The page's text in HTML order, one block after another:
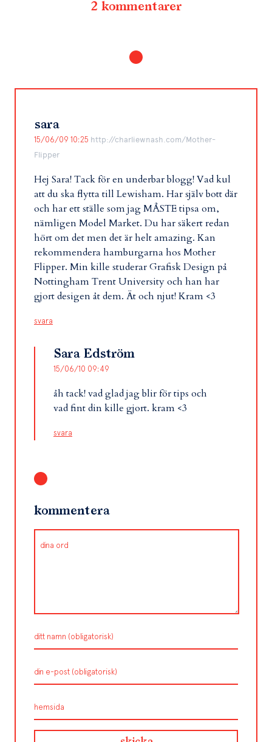
2 kommentarer
sara
15/06/09 10:25 http://charliewnash.com/Mother-
Flipper
Hej Sara! Tack för en underbar blogg! Vad kul
att du ska flytta till Lewisham. Har själv bott där
och har ett ställe som jag MÅSTE tipsa om,
nämligen Model Market. Du har säkert redan
hört om det men det är helt amazing. Kan
rekommendera hamburgarna hos Mother
Flipper. Min kille studerar Grafisk Design på
Nottingham Trent University och han har
gjort desigen åt dem. Ät och njut! Kram <3
svara
Sara Edström
15/06/10 09:49
åh tack! vad glad jag blir för tips och
vad fint din kille gjort. kram <3
svara
kommentera